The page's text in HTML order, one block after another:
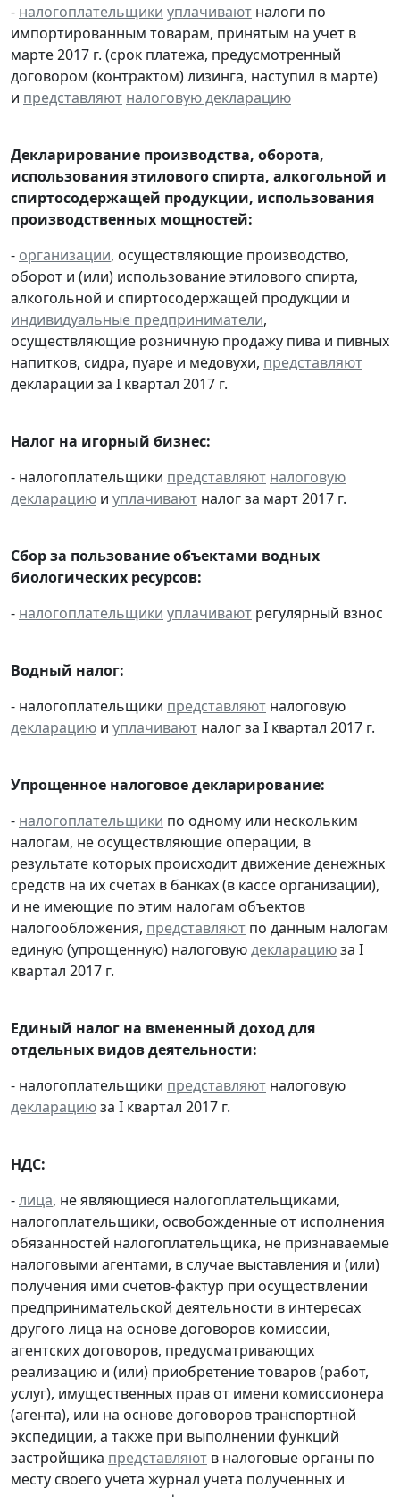
- налогоплательщики уплачивают налоги по
импортированным товарам, принятым на учет в
марте 2017 г. (срок платежа, предусмотренный
договором (контрактом) лизинга, наступил в марте)
и представляют налоговую декларацию
Декларирование производства, оборота,
использования этилового спирта, алкогольной и
спиртосодержащей продукции, использования
производственных мощностей:
- организации, осуществляющие производство,
оборот и (или) использование этилового спирта,
алкогольной и спиртосодержащей продукции и
индивидуальные предприниматели,
осуществляющие розничную продажу пива и пивных
напитков, сидра, пуаре и медовухи, представляют
декларации за I квартал 2017 г.
Налог на игорный бизнес:
- налогоплательщики представляют налоговую
декларацию и уплачивают налог за март 2017 г.
Сбор за пользование объектами водных
биологических ресурсов:
- налогоплательщики уплачивают регулярный взнос
Водный налог:
- налогоплательщики представляют налоговую
декларацию и уплачивают налог за I квартал 2017 г.
Упрощенное налоговое декларирование:
- налогоплательщики по одному или нескольким
налогам, не осуществляющие операции, в
результате которых происходит движение денежных
средств на их счетах в банках (в кассе организации),
и не имеющие по этим налогам объектов
налогообложения, представляют по данным налогам
единую (упрощенную) налоговуюдекларациюза I
квартал 2017 г.
Единый налог на вмененный доход для
отдельных видов деятельности:
- налогоплательщики представляют налоговую
декларациюза I квартал 2017 г.
НДС:
-лица, не являющиеся налогоплательщиками,
налогоплательщики, освобожденные от исполнения
обязанностей налогоплательщика, не признаваемые
налоговыми агентами, в случае выставления и (или)
получения ими счетов-фактур при осуществлении
предпринимательской деятельности в интересах
другого лица на основе договоров комиссии,
агентских договоров, предусматривающих
реализацию и (или) приобретение товаров (работ,
услуг), имущественных прав от имени комиссионера
(агента), или на основе договоров транспортной
экспедиции, а также при выполнении функций
застройщика представляют в налоговые органы по
месту своего учета журнал учета полученных и